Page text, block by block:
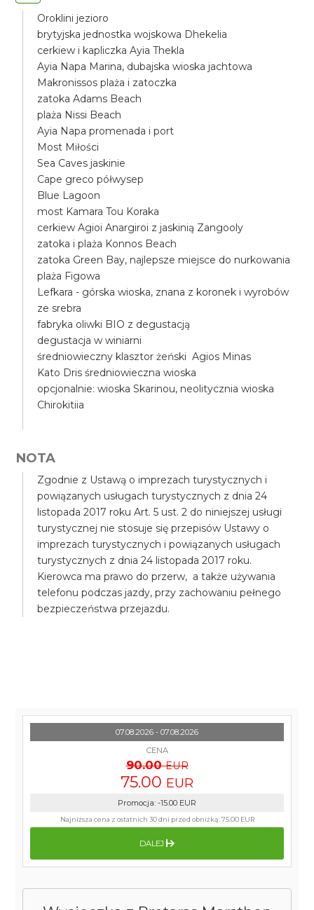
Oroklini jezioro
brytyjska jednostka wojskowa Dhekelia
cerkiew i kapliczka Ayia Thekla
Ayia Napa Marina, dubajska wioska jachtowa
Makronissos plaża i zatoczka
zatoka Adams Beach
plaża Nissi Beach
Ayia Napa promenada i port
Most Miłości
Sea Caves jaskinie
Cape greco półwysep
Blue Lagoon
most Kamara Tou Koraka
cerkiew Agioi Anargiroi z jaskinią Zangooly
zatoka i plaża Konnos Beach
zatoka Green Bay, najlepsze miejsce do nurkowania
plaża Figowa
Lefkara - górska wioska, znana z koronek i wyrobów
ze srebra
fabryka oliwki BIO z degustacją
degustacja w winiarni
średniowieczny klasztor żeński Agios Minas
Kato Dris średniowieczna wioska
opcjonalnie: wioska Skarinou, neolitycznia wioska
Chirokitiia
NOTA
Zgodnie z Ustawą o imprezach turystycznych i
powiązanych usługach turystycznych z dnia 24
listopada 2017 roku Art. 5 ust. 2 do niniejszej usługi
turystycznej nie stosuje się przepisów Ustawy o
imprezach turystycznych i powiązanych usługach
turystycznych z dnia 24 listopada 2017 roku.
Kierowca ma prawo do przerw, a także używania
telefonu podczas jazdy, przy zachowaniu pełnego
bezpieczeństwa przejazdu.
07.08.2026 - 07.08.2026
CENA
90.00 EUR
75.00 EUR
Promocja: -15.00 EUR
Najniższa cena z ostatnich 30 dni przed obniżką:75.00 EUR
DALEJ